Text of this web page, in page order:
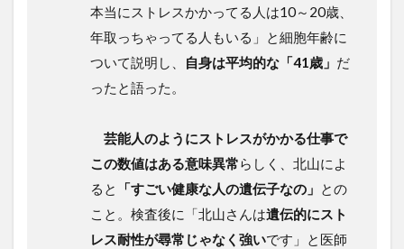
本当にストレスかかってる人は10～20歳、
年取っちゃってる人もいる」と細胞年齢に
ついて説明し、
自身は平均的な「41歳」 だ
ったと語った。
芸能人のようにストレスがかかる仕事で
この数値はある意味異常らしく、北山によ
ると
「すごい健康な人の遺伝子なの」 との
こと。検査後に「北山さんは遺伝的にスト
レス耐性が尋常じゃなく強いです」と医師